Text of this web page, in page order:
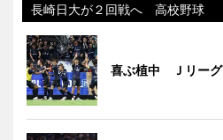
長崎日大が２回戦へ 高校野球
喜ぶ植中 Ｊリーグ